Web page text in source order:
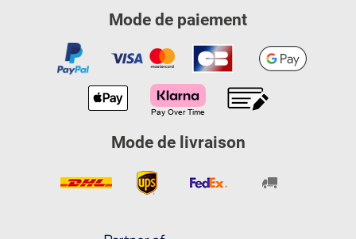
Mode de paiement
Mode de livraison